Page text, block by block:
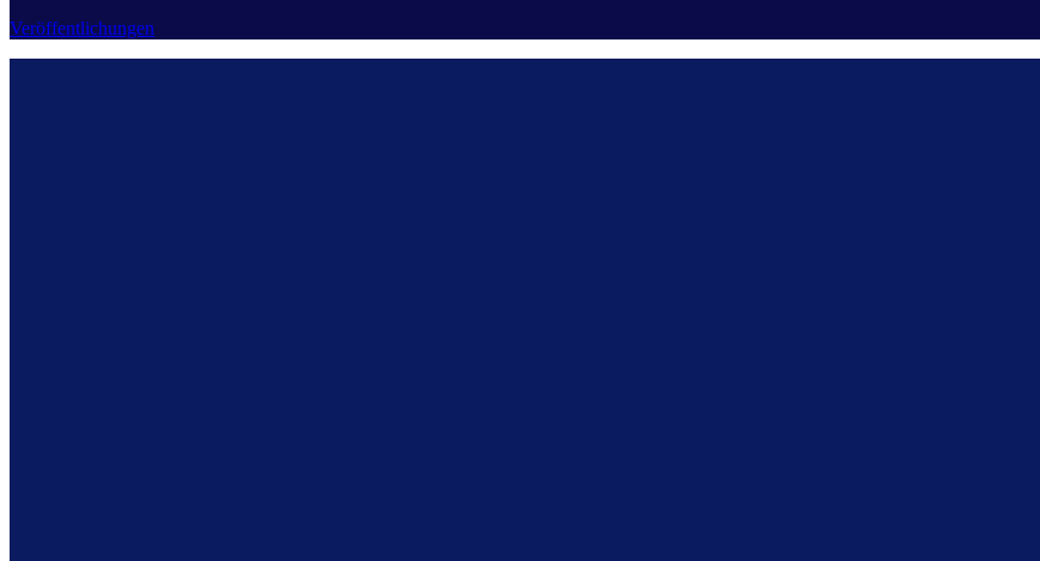
Veröffentlichungen